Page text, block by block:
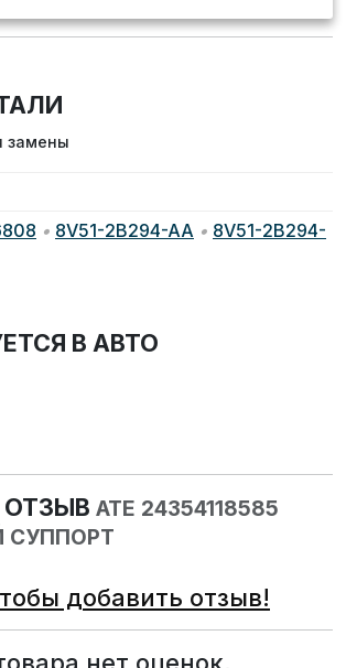
замены
• 8V51-2B294-AA • 8V51-2B294-
В АВТО
ОТЗЫВ ATE 24354118585
СУППОРТ
добавить отзыв!